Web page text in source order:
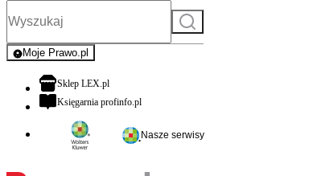
Szukaj
Moje Prawo.pl
- rejestracja i logowanie do serwisu
Sklep LEX.plotwiera się w nowej karcie
Księgarnia profinfo.plotwiera się w nowej karcie
Nasze serwisy